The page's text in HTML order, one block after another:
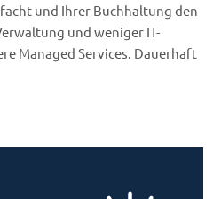
und Ihrer Buchhaltung den
und weniger IT-
Managed Services. Dauerhaft